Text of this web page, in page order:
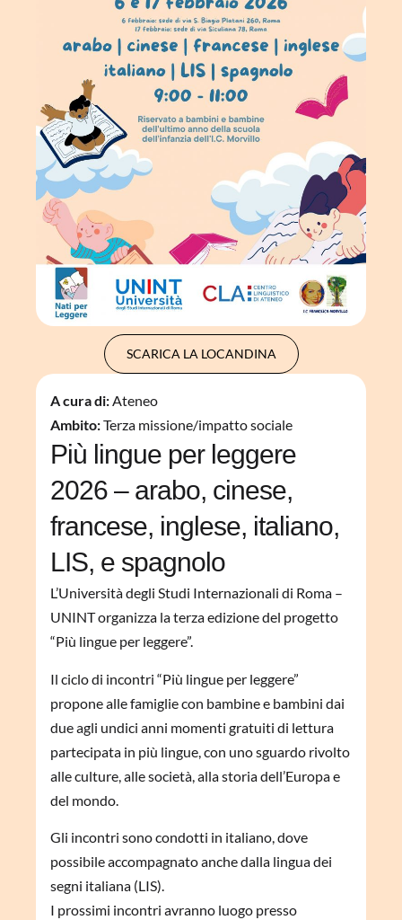
SCARICA LA LOCANDINA
A cura di:Ateneo
Ambito:Terza missione/impatto sociale
Più lingue per leggere
2026 – arabo, cinese,
francese, inglese, italiano,
LIS, e spagnolo
L’Università degli Studi Internazionali di Roma –
UNINT organizza la terza edizione del progetto
“Più lingue per leggere”.
Il ciclo di incontri “Più lingue per leggere”
propone alle famiglie con bambine e bambini dai
due agli undici anni momenti gratuiti di lettura
partecipata in più lingue, con uno sguardo rivolto
alle culture, alle società, alla storia dell’Europa e
del mondo.
Gli incontri sono condotti in italiano,dove
possibile accompagnato anche dalla lingua dei
segni italiana (LIS).
I prossimi incontri avranno luogo presso